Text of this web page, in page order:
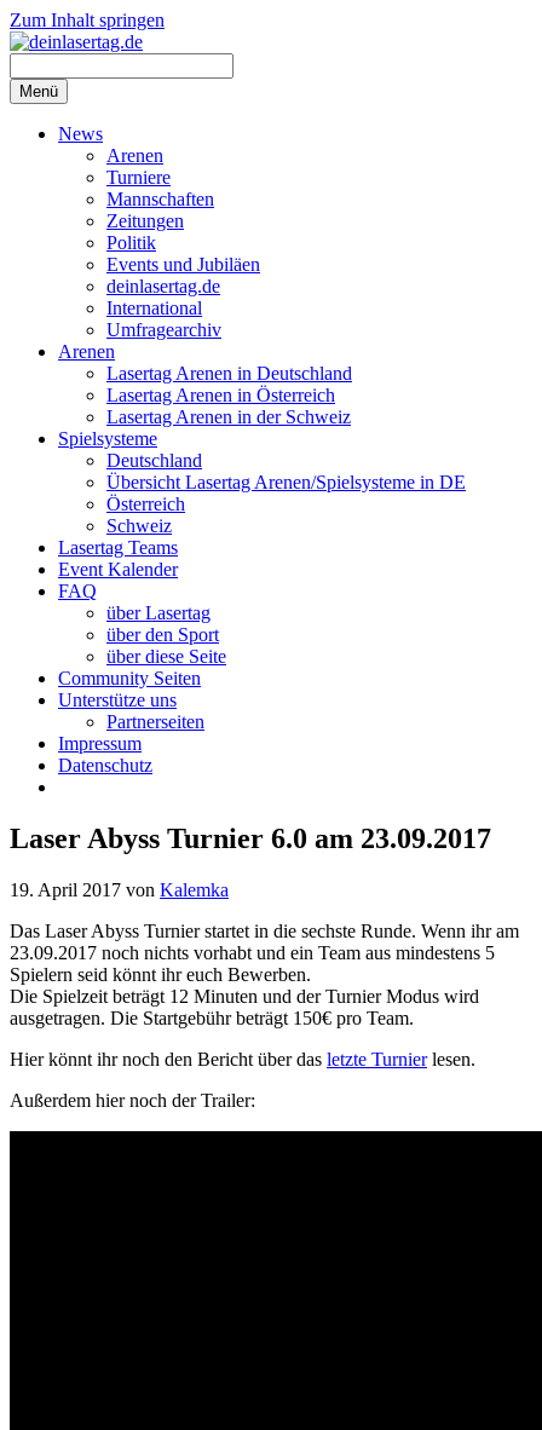
Zum Inhalt springen
Menü
News
Arenen
Turniere
Mannschaften
Zeitungen
Politik
Events und Jubiläen
deinlasertag.de
International
Umfragearchiv
Arenen
Lasertag Arenen in Deutschland
Lasertag Arenen in Österreich
Lasertag Arenen in der Schweiz
Spielsysteme
Deutschland
Übersicht Lasertag Arenen/Spielsysteme in DE
Österreich
Schweiz
Lasertag Teams
Event Kalender
FAQ
über Lasertag
über den Sport
über diese Seite
Community Seiten
Unterstütze uns
Partnerseiten
Impressum
Datenschutz
Laser Abyss Turnier 6.0 am 23.09.2017
19. April 2017 von Kalemka
Das Laser Abyss Turnier startet in die sechste Runde. Wenn ihr am
23.09.2017 noch nichts vorhabt und ein Team aus mindestens 5
Spielern seid könnt ihr euch Bewerben.
Die Spielzeit beträgt 12 Minuten und der Turnier Modus wird
ausgetragen. Die Startgebühr beträgt 150€ pro Team.
Hier könnt ihr noch den Bericht über das letzte Turnierlesen.
Außerdem hier noch der Trailer: